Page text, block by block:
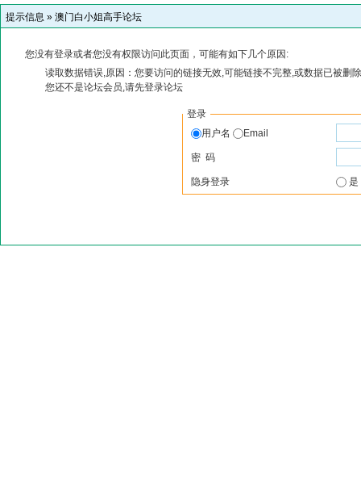
提示信息 » 澳门白小姐高手论坛
您没有登录或者您没有权限访问此页面，可能有如下几个原因:
读取数据错误,原因：您要访问的链接无效,可能链接不完整,或数据已被删
您还不是论坛会员,请先登录论坛
登录
用户名
Email
密 码
隐身登录